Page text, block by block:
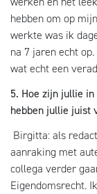
hebben om op
werkte was ik
na 7 jaren echt
wat echt een
5. Hoe zijn jullie
hebben jullie juist
Birgitta: als
aanraking met
collega verder
Eigendomsrecht.